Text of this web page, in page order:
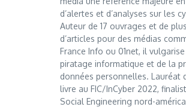
d’alertes et d’analyses sur les
Auteur de 17 ouvrages et de
d’articles pour des médias
France Info ou 01net, il
piratage informatique et de la
données personnelles. Lauréat
livre au FIC/InCyber 2022,
Social Engineering nord-